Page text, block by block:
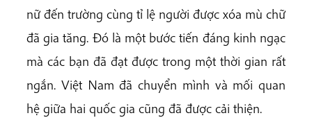
nữ đến trường cùng tỉ lệ người được xóa mù chữ
đã gia tăng. Đó là một bước tiến đáng kinh ngạc
mà các bạn đã đạt được trong một thời gian rất
ngắn. Việt Nam đã chuyển mình và mối quan
hệ giữa hai quốc gia cũng đã được cải thiện.